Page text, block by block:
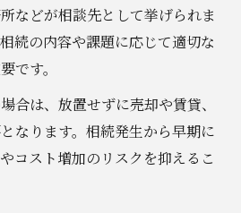
につながる不動産相続のポイ
の専門家比較表
相談先を選ぶ際の基準
理士・弁護士の役割を解説
相談を活用するポイント
ート選びのコツ
などが相談先として挙げられま
続の内容や課題に応じて適切な
です。
合は、放置せずに売却や賃貸、
なります。相続発生から早期に
コスト増加のリスクを抑えるこ